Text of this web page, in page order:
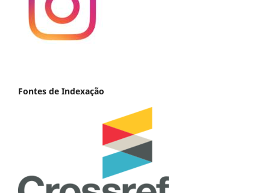
Fontes de Indexação